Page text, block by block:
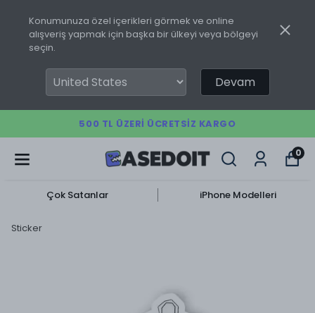
Konumunuza özel içerikleri görmek ve online
alışveriş yapmak için başka bir ülkeyi veya bölgeyi
seçin.
Devam
500 TL ÜZERI ÜCRETSIZ KARGO
0
Çok Satanlar iPhone Modelleri
Sticker